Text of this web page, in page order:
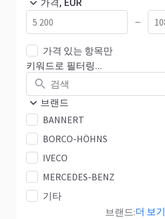
가격, EUR
—
가격 있는 항목만
키워드로 필터링...
브랜드
BANNERT
BORCO-HÖHNS
IVECO
MERCEDES-BENZ
기타
브랜드:더 보기